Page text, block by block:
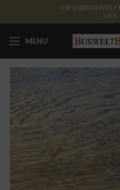
MENU